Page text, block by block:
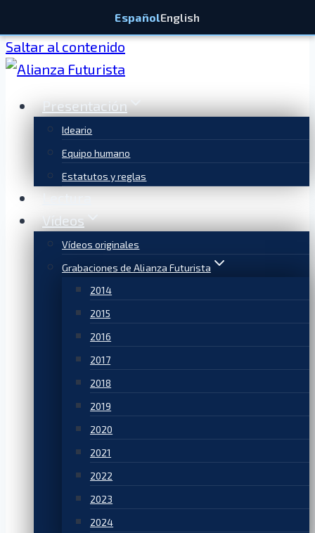
Saltar al contenido
Presentación
Ideario
Equipo humano
Estatutos y reglas
Lectura
Vídeos
Vídeos originales
Grabaciones de Alianza Futurista
2014
2015
2016
2017
2018
2019
2020
2021
2022
2023
2024
EspañolEnglish